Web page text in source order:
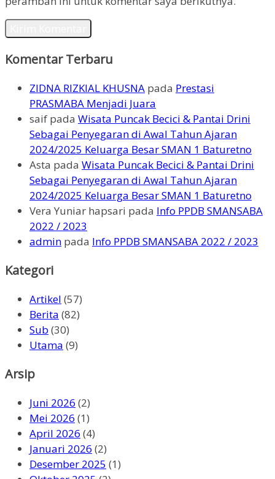
Komentar Terbaru
ZIDNA RIZKIAL KHUSNA pada Prestasi
PRASMABA Menjadi Juara
saif pada Wisata Puncak Becici & Pantai Drini
Sebagai Penyegaran di Awal Tahun Ajaran
2024/2025 Keluarga Besar SMAN 1 Baturetno
Asta pada Wisata Puncak Becici & Pantai Drini
Sebagai Penyegaran di Awal Tahun Ajaran
2024/2025 Keluarga Besar SMAN 1 Baturetno
Vera Yuniar hapsari pada Info PPDB SMANSABA
2022 / 2023
admin pada Info PPDB SMANSABA 2022 / 2023
Kategori
Artikel (57)
Berita (82)
Sub (30)
Utama (9)
Arsip
Juni 2026 (2)
Mei 2026 (1)
April 2026 (4)
Januari 2026 (2)
Desember 2025 (1)